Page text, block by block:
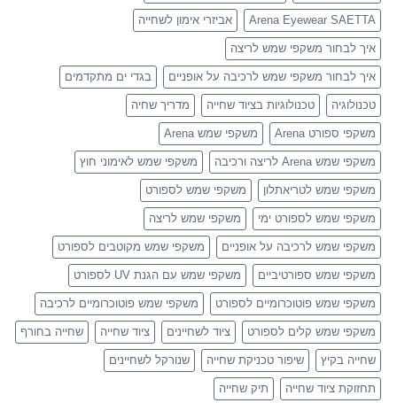
Arena Eyewear SAETTA אביזרי אימון לשחייה
איך לבחור משקפי שמש לריצה
איך לבחור משקפי שמש לרכיבה על אופניים בגדי ים מתקדמים
טכנולוגיה טכנולוגיות בציוד שחייה מדריך שחיה
משקפי ספורט Arena משקפי שמש Arena
משקפי שמש Arena לריצה ורכיבה משקפי שמש לאימוני חוץ
משקפי שמש לטריאתלון משקפי שמש לספורט
משקפי שמש לספורט ימי משקפי שמש לריצה
משקפי שמש לרכיבה על אופניים משקפי שמש מקוטבים לספורט
משקפי שמש ספורטיביים משקפי שמש עם הגנת UV לספורט
משקפי שמש פוטוכרומיים לספורט משקפי שמש פוטוכרומיים לרכיבה
משקפי שמש קלים לספורט ציוד לשחיינים ציוד שחייה שחייה בחורף
שחייה בקיץ שיפור טכניקת שחייה שנורקל לשחיינים
תחזוקת ציוד שחייה תיק שחייה